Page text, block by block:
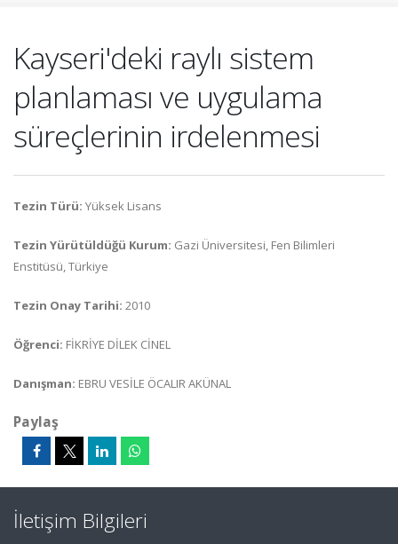
Kayseri'deki raylı sistem
planlaması ve uygulama
süreçlerinin irdelenmesi
Tezin Türü: Yüksek Lisans
Tezin Yürütüldüğü Kurum: Gazi Üniversitesi, Fen Bilimleri
Enstitüsü, Türkiye
Tezin Onay Tarihi: 2010
Öğrenci: FİKRİYE DİLEK CİNEL
Danışman: EBRU VESİLE ÖCALIR AKÜNAL
Paylaş
İletişim Bilgileri